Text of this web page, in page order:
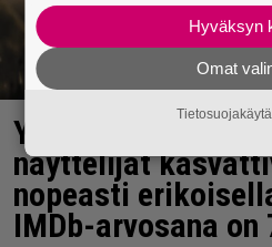
Yöllä tv:ssä:
näyttelijät
nopeasti
IMDb-arvosana on
Hyväksyn
Omat